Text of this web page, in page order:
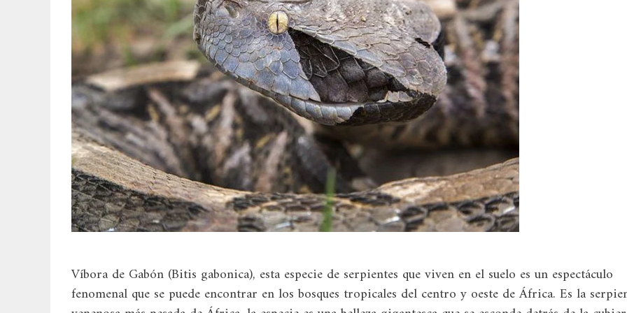
Víbora de Gabón (Bitis gabonica), esta especie de serpientes que viven en el suelo es un espectáculo
fenomenal que se puede encontrar en los bosques tropicales del centro y oeste de África. Es la